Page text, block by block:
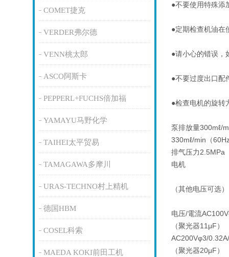
COMET捷克
VERDER弗尔德
VENN桃太郎
ASCO阿斯卡
PEPPERL+FUCHS倍加福
YAMAYU马野化学
TAIHEI太平贸易
TAMAGAWA多摩川
URAS-TECHNO村上精机
德国HBM
COSEL科索
MAEDA KOKI前田工机
●不要使用特殊添
●定期检查机油在
●请小心的错误，
●不要过度出口配
●检查电机的旋转
泵排放量300mℓ/
330mℓ/min（
排气压力2.5MPa
电机
（其他电压可选
电压/電流
（聚光器11μF）
AC200Vφ3/
（聚光器20μF）